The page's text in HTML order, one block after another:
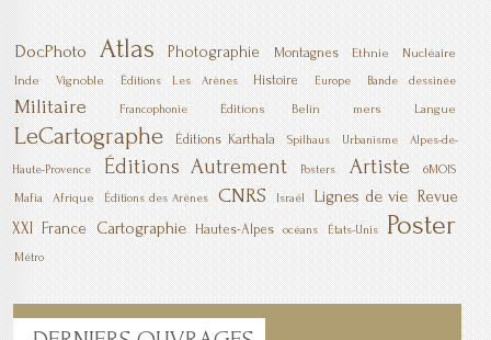
DocPhoto Atlas Photographie Montagnes Ethnie
Nucléaire
Inde
Vignoble Éditions Les Arènes Histoire Europe Bande dessinée
Militaire Francophonie Éditions Belin mers Langue
LeCartographe Éditions Karthala Spilhaus Urbanisme Alpes-de-
Haute-Provence Éditions Autrement Posters Artiste
6MOIS
Mafia
Afrique Éditions des Arènes CNRS Israël Lignes de vie Revue
XXI France Cartographie Hautes-Alpes océans États-Unis Poster
Métro